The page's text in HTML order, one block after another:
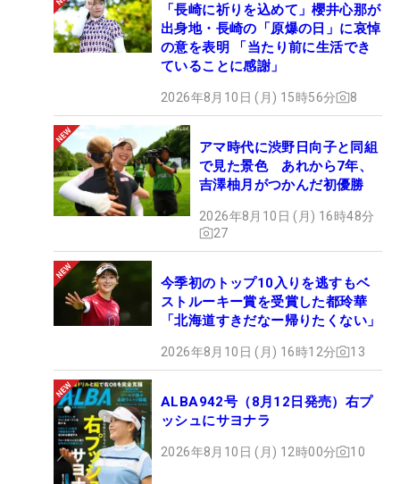
「長崎に祈りを込めて」櫻井心那が
出身地・長崎の「原爆の日」に哀悼
の意を表明 「当たり前に生活でき
ていることに感謝」
2026年8月10日 (月) 15時56分 8
アマ時代に渋野日向子と同組
で見た景色 あれから7年、
吉澤柚月がつかんだ初優勝
2026年8月10日 (月) 16時48分
27
今季初のトップ10入りを逃すもベ
ストルーキー賞を受賞した都玲華
「北海道すきだなー帰りたくない」
2026年8月10日 (月) 16時12分 13
ALBA942号（8月12日発売）右プ
ッシュにサヨナラ
2026年8月10日 (月) 12時00分 10